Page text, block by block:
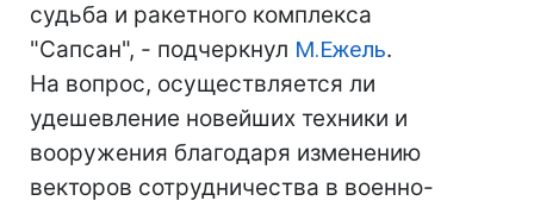
судьба и ракетного комплекса
"Сапсан", - подчеркнул М.Ежель.
На вопрос, осуществляется ли
удешевление новейших техники и
вооружения благодаря изменению
векторов сотрудничества в военно-